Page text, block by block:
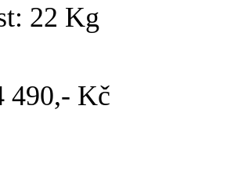
22 Kg
490,- Kč